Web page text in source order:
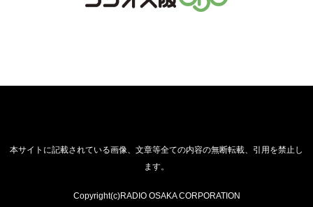
本サイトに記載されている画像、文章等全ての内容の無断転載、引用を禁止し
ます。
Copyright(c)RADIO OSAKA CORPORATION